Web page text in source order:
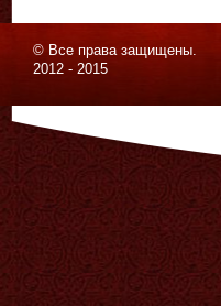
© Все права защищены.
2012 - 2015